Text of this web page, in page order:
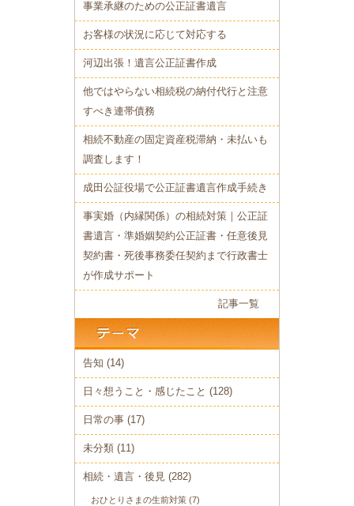
事業承継のための公正証書遺言
お客様の状況に応じて対応する
河辺出張！遺言公正証書作成
他ではやらない相続税の納付代行と注意
すべき連帯債務
相続不動産の固定資産税滞納・未払いも
調査します！
成田公証役場で公正証書遺言作成手続き
事実婚（内縁関係）の相続対策｜公正証
書遺言・準婚姻契約公正証書・任意後見
契約書・死後事務委任契約まで行政書士
が作成サポート
記事一覧
告知 (14)
日々想うこと・感じたこと (128)
日常の事 (17)
未分類 (11)
相続・遺言・後見 (282)
おひとりさまの生前対策 (7)